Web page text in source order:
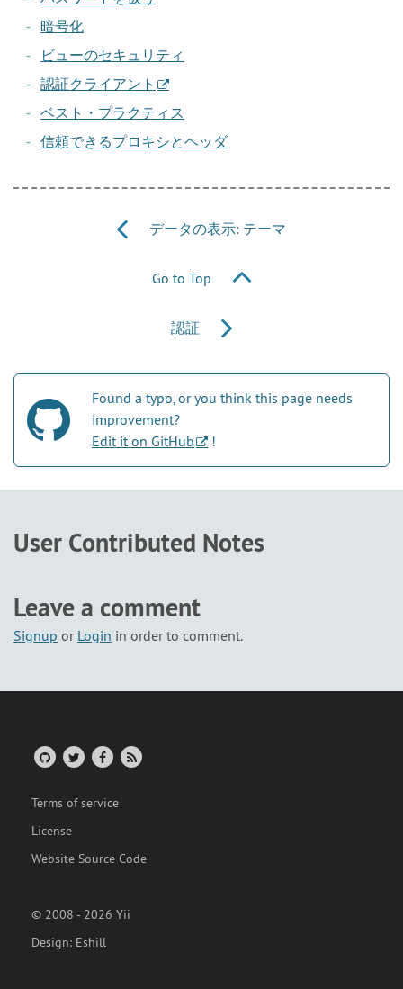
暗号化
ビューのセキュリティ
認証クライアント
ベスト・プラクティス
信頼できるプロキシとヘッダ
データの表示: テーマ
Go to Top
認証
Found a typo, or you think this page needs
improvement?
Edit it on GitHub
!
User Contributed Notes
Leave a comment
Signup or Login in order to comment.
Terms of service
License
Website Source Code
© 2008 - 2026 Yii
Design: Eshill